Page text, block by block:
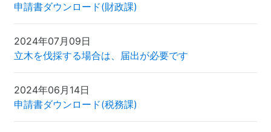
申請書ダウンロード(財政課)
2024年07月09日
立木を伐採する場合は、届出が必要です
2024年06月14日
申請書ダウンロード(税務課)